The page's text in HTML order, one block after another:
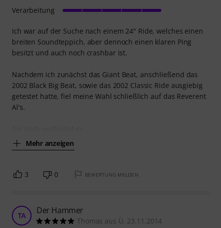
Ich war auf der Suche nach einem 24" Ride, welches einen
breiten Soundteppich, aber dennoch einen klaren Ping
besitzt und auch noch crashbar ist.
Nachdem ich zunächst das Giant Beat, anschließend das
2002 Black Big Beat, sowie das 2002 Classic Ride ausgiebig
getestet hatte, fiel meine Wahl schließlich auf das Reverent
Al's.
Mehr anzeigen
Verarbeitung
3 0 BEWERTUNG MELDEN
TA Der Hammer
Thomas aus Ü. 23.11.2014